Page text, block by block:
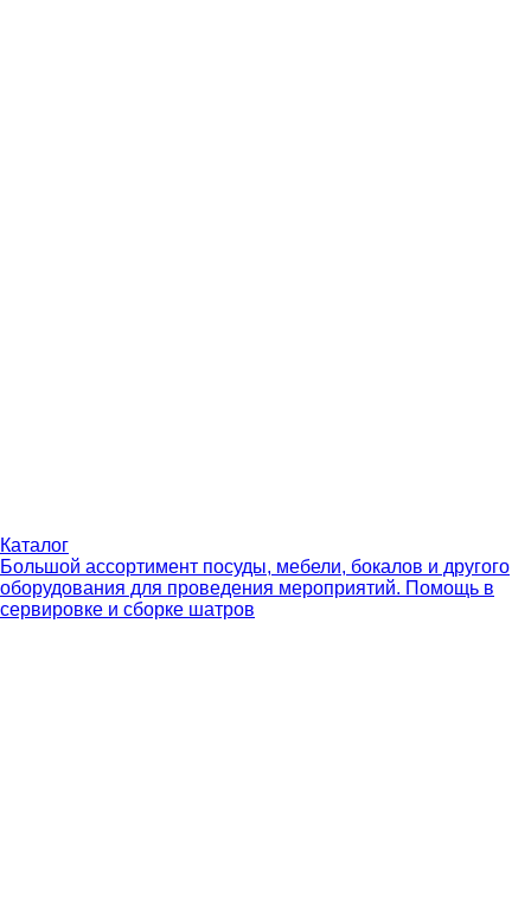
Каталог
Большой ассортимент посуды, мебели, бокалов и другого
оборудования для проведения мероприятий. Помощь в
сервировке и сборке шатров